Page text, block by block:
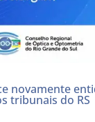
novamente
tribunais do RS